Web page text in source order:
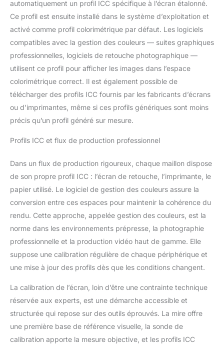
automatiquement un profil ICC spécifique à l’écran étalonné.
Ce profil est ensuite installé dans le système d’exploitation et
activé comme profil colorimétrique par défaut. Les logiciels
compatibles avec la gestion des couleurs — suites graphiques
professionnelles, logiciels de retouche photographique —
utilisent ce profil pour afficher les images dans l’espace
colorimétrique correct. Il est également possible de
télécharger des profils ICC fournis par les fabricants d’écrans
ou d’imprimantes, même si ces profils génériques sont moins
précis qu’un profil généré sur mesure.
Profils ICC et flux de production professionnel
Dans un flux de production rigoureux, chaque maillon dispose
de son propre profil ICC : l’écran de retouche, l’imprimante, le
papier utilisé. Le logiciel de gestion des couleurs assure la
conversion entre ces espaces pour maintenir la cohérence du
rendu. Cette approche, appelée gestion des couleurs, est la
norme dans les environnements prépresse, la photographie
professionnelle et la production vidéo haut de gamme. Elle
suppose une calibration régulière de chaque périphérique et
une mise à jour des profils dès que les conditions changent.
La calibration de l’écran, loin d’être une contrainte technique
réservée aux experts, est une démarche accessible et
structurée qui repose sur des outils éprouvés. La mire offre
une première base de référence visuelle, la sonde de
calibration apporte la mesure objective, et les profils ICC